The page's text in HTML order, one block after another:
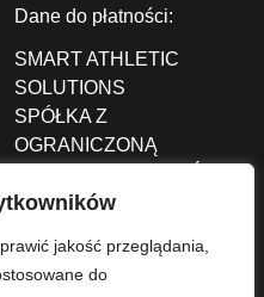
jakość przeglądania,
do
Dane do płatności:
SMART ATHLETIC
SOLUTIONS
SPÓŁKA Z
OGRANICZONĄ
ALEJA JANA PAWŁA
II 43A /37B, 01-001
Warszawa